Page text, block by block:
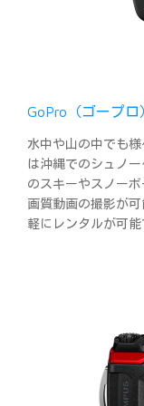
GoPro（ゴープロ
水中や山の中でも
は沖縄でのシュノ
のスキーやスノー
画質動画の撮影が
軽にレンタルが可能